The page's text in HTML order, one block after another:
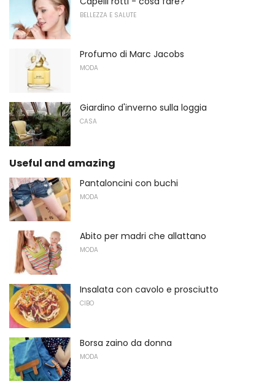
BELLEZZA E SALUTE
Profumo di Marc Jacobs
MODA
Giardino d'inverno sulla loggia
CASA
Useful and amazing
Pantaloncini con buchi
MODA
Abito per madri che allattano
MODA
Insalata con cavolo e prosciutto
CIBO
Borsa zaino da donna
MODA